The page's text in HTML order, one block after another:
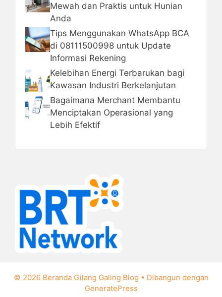
Mewah dan Praktis untuk Hunian
Anda
Tips Menggunakan WhatsApp BCA
di 08111500998 untuk Update
Informasi Rekening
Kelebihan Energi Terbarukan bagi
Kawasan Industri Berkelanjutan
Bagaimana Merchant Membantu
Menciptakan Operasional yang
Lebih Efektif
© 2026 Beranda Gilang Galing Blog • Dibangun dengan
GeneratePress